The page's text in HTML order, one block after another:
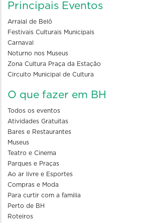
Principais Eventos
Arraial de Belô
Festivais Culturais Municipais
Carnaval
Noturno nos Museus
Zona Cultura Praça da Estação
Circuito Municipal de Cultura
O que fazer em BH
Todos os eventos
Atividades Gratuitas
Bares e Restaurantes
Museus
Teatro e Cinema
Parques e Praças
Ao ar livre e Esportes
Compras e Moda
Para curtir com a familia
Perto de BH
Roteiros